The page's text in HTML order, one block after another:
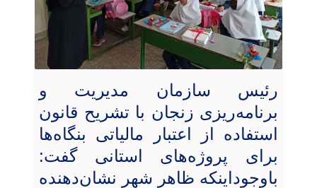
رئیس سازمان مدیریت و
برنامه‌ریزی زنجان با تشریح قانون
استفاده از اعتبار مالیاتی بنگاه‌ها
برای پروژه‌های استانی گفت:
باوجوداینکه ظاهر شهر نشان‌دهنده